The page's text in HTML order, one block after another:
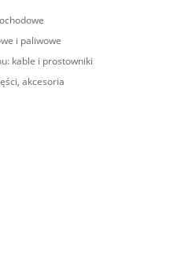
i paliwowe
kable i prostowniki
akcesoria